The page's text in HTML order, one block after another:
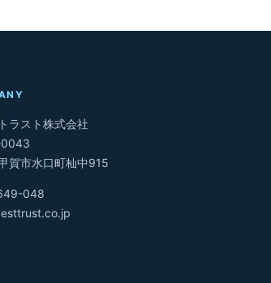
ラスト株式会社
賀市水口町杣中915
048